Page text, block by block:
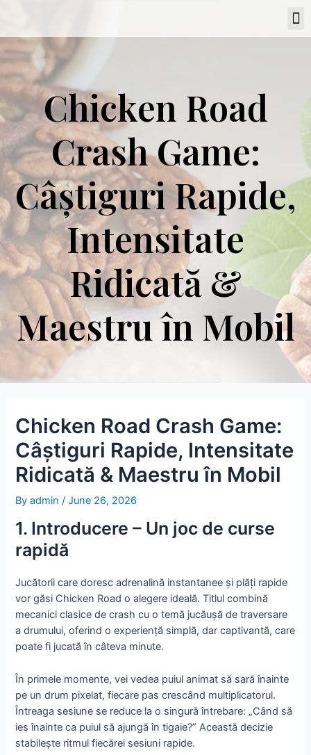
Chicken Road
Crash Game:
Câștiguri Rapide,
Inten­sitate
Ridicată &
Maestru în Mobil
Chicken Road Crash Game:
Câștiguri Rapide, Inten­sitate
Ridicată & Maestru în Mobil
Byadmin/June 26, 2026
1. Introducere – Un joc de curse
rapidă
Jucătorii care doresc adrenalină instantanee și plăți rapide
vor găsi Chicken Road o alegere ideală. Titlul combină
mecanici clasice de crash cu o temă jucăușă de traversare
a drumului, oferind o experiență simplă, dar captivantă, care
poate fi jucată în câteva minute.
În primele momente, vei vedea puiul animat să sară înainte
pe un drum pixelat, fiecare pas crescând multiplicatorul.
Întreaga sesiune se reduce la o singură întrebare: „Când să
ies înainte ca puiul să ajungă în tigaie?” Această decizie
stabilește ritmul fiecărei sesiuni rapide.